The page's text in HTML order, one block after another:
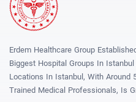
Erdem Healthcare Group
Biggest Hospital Groups In
Locations In Istanbul, With Around
Trained Medical Professionals, Is